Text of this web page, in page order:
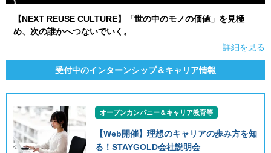
【NEXT REUSE CULTURE】「世の中のモノの価値」を見極
め、次の誰かへつないでいく。
詳細を見る
受付中のインターンシップ＆キャリア情報
オープンカンパニー＆キャリア教育等
【Web開催】理想のキャリアの歩み方を知
る！STAYGOLD会社説明会